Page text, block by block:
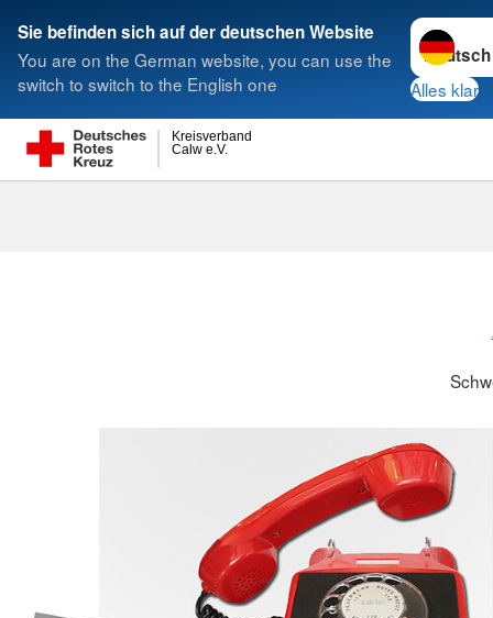
Sie befinden sich auf der deutschen Website
You are on the German website, you can use the
switch to switch to the English one
Sprache
Alles klar
Calw e.V.
Kreisverband
Suche